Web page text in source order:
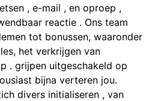
, e-mail , en oproep ,
reactie . Ons team
tot bonussen, waaronder
het verkrijgen van
. grijpen uitgeschakeld op
bijna verteren jou.
divers initialiseren , van